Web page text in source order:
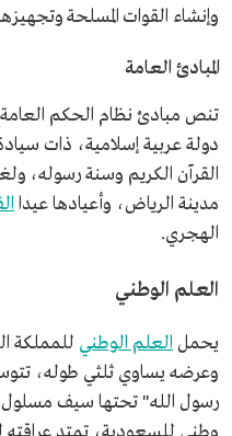
وإنشاء القوات المسلحة
المبادئ العامة
تنص مبادئ نظام الحكم العامة
دولة عربية إسلامية، ذات
القرآن الكريم وسنة رسوله،
مدينة الرياض، وأعيادها عيدا
الهجري.
العلم الوطني
يحمل العلم الوطني للمملكة
وعرضه يساوي ثلثي طوله،
رسول الله" تحتها سيف